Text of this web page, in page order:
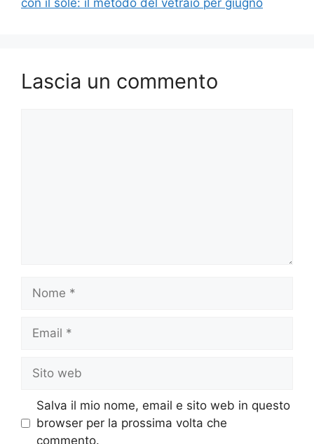
con il sole: il metodo del vetraio per giugno
Lascia un commento
Nome
Email
Sito
web
Salva il mio nome, email e sito web in questo
browser per la prossima volta che
commento.